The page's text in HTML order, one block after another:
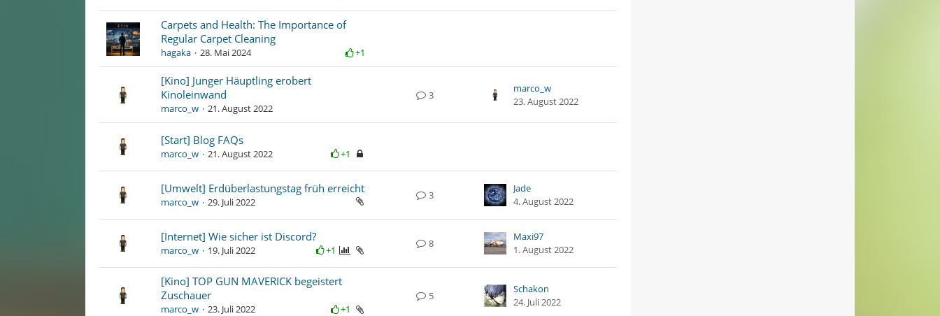
Carpets and Health: The Importance of
Regular Carpet Cleaning
+1
hagaka 28. Mai 2024
[Kino] Junger Häuptling erobert
Kinoleinwand
marco_w 21. August 2022
3
marco_w
23. August 2022
[Start] Blog FAQs
+1
marco_w 21. August 2022
[Umwelt] Erdüberlastungstag früh erreicht
marco_w 29. Juli 2022
3
Jade
4. August 2022
[Internet] Wie sicher ist Discord?
+1
marco_w 19. Juli 2022
8
Maxi97
1. August 2022
[Kino] TOP GUN MAVERICK begeistert
Zuschauer
+1
marco_w 23. Juli 2022
5
Schakon
24. Juli 2022